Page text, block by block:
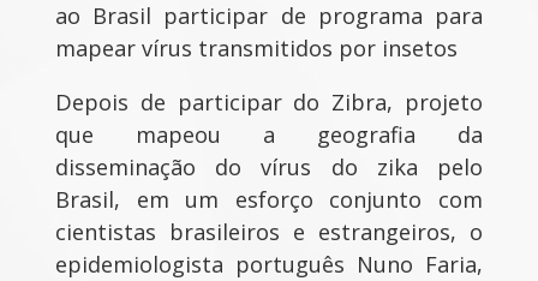
ao Brasil participar de programa para
mapear vírus transmitidos por insetos
Depois de participar do Zibra, projeto
que mapeou a geografia da
disseminação do vírus do zika pelo
Brasil, em um esforço conjunto com
cientistas brasileiros e estrangeiros, o
epidemiologista português Nuno Faria,